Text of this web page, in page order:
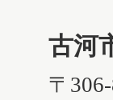
古河
〒